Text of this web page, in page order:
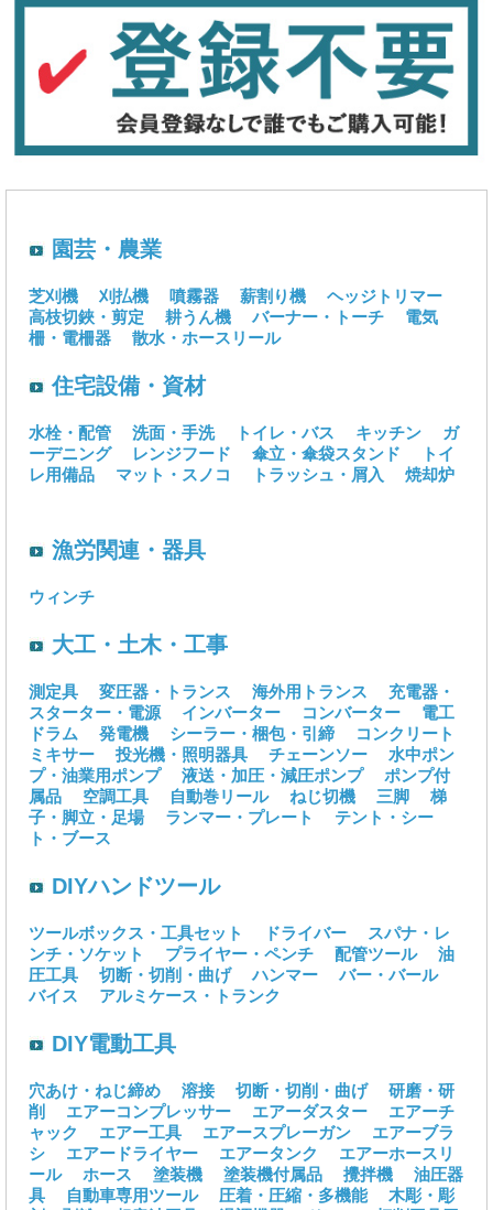
園芸・農業
芝刈機 刈払機 噴霧器 薪割り機
ヘッジトリマー
高枝切鋏・剪定
耕うん機 バーナー・トーチ
電気
柵・電柵器
散水・ホースリール
住宅設備・資材
水栓・配管 洗面・手洗 トイレ・バス キッチン
ガ
ーデニング
レンジフード 傘立・傘袋スタンド
トイ
レ用備品
マット・スノコ トラッシュ・屑入 焼却炉
漁労関連・器具
ウィンチ
大工・土木・工事
測定具 変圧器・トランス 海外用トランス
充電器・
スターター・電源
インバーター コンバーター
電工
ドラム
発電機 シーラー・梱包・引締
コンクリート
ミキサー
投光機・照明器具 チェーンソー
水中ポン
プ・油業用ポンプ
液送・加圧・減圧ポンプ
ポンプ付
属品
空調工具 自動巻リール ねじ切機 三脚
梯
子・脚立・足場
ランマー・プレート
テント・シー
ト・ブース
DIYハンドツール
ツールボックス・工具セット ドライバー
スパナ・レ
ンチ・ソケット
プライヤー・ペンチ 配管ツール
油
圧工具
切断・切削・曲げ ハンマー
バー・バール
バイス
アルミケース・トランク
DIY電動工具
穴あけ・ねじ締め 溶接 切断・切削・曲げ
研磨・研
削
エアーコンプレッサー エアーダスター
エアーチ
ャック
エアー工具 エアースプレーガン
エアーブラ
シ
エアードライヤー エアータンク
エアーホースリ
ール
ホース 塗装機 塗装機付属品 攪拌機
油圧器
具
自動車専用ツール 圧着・圧縮・多機能
木彫・彫